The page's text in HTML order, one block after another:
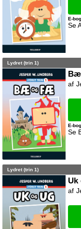
Se
E-
Lydret (trin 1)
Se
E-
Lydret (trin 1)
Uk